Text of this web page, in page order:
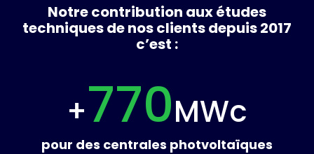
Notre contribution aux études
techniques de nos clients depuis 2017
c’est :
+770MWc
pour des centrales photvoltaïques